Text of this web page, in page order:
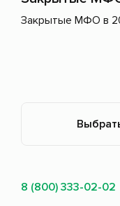
Закрытые МФО в
8 (800) 333-02-02